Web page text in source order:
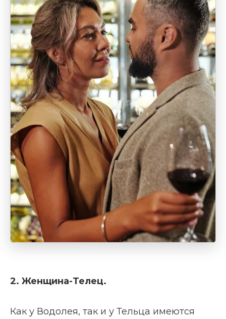
2. Женщина-Телец.
Как у Водолея, так и у Тельца имеются